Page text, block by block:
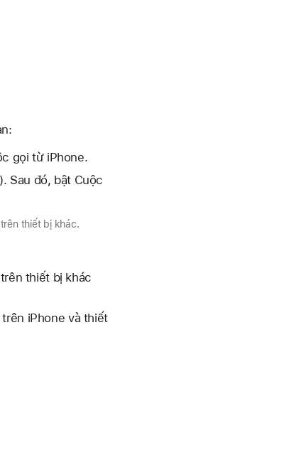
gọi từ iPhone.
Sau đó, bật Cuộc
thiết bị khác.
thiết bị khác
iPhone và thiết